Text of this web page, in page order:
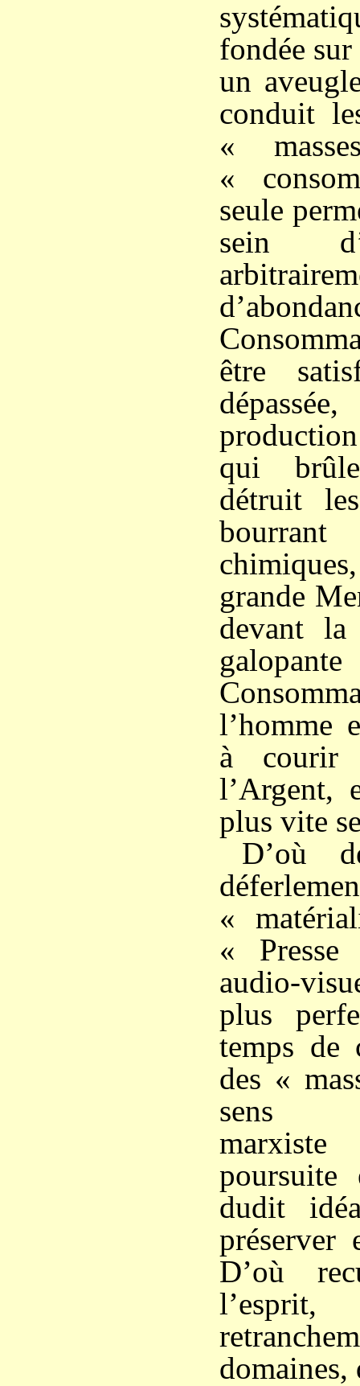
fondée
un
conduit
«
«
seule
sein
être
qui
détruit
grande
devant la
l’homme
à courir
l’Argent,
plus vite
D’où
«
«
audio-
plus
temps de
des «
sens
poursuite
dudit
préserver
D’où